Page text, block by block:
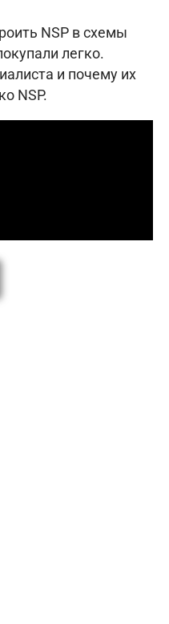
NSP в схемы
легко.
и почему их
NSP.